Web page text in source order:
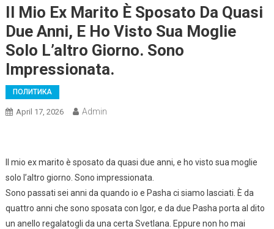
Il Mio Ex Marito È Sposato Da Quasi
Due Anni, E Ho Visto Sua Moglie
Solo L’altro Giorno. Sono
Impressionata.
ПОЛИТИКА
April 17, 2026 Admin
Il mio ex marito è sposato da quasi due anni, e ho visto sua moglie
solo l’altro giorno. Sono impressionata.
Sono passati sei anni da quando io e Pasha ci siamo lasciati. È da
quattro anni che sono sposata con Igor, e da due Pasha porta al dito
un anello regalatogli da una certa Svetlana. Eppure non ho mai